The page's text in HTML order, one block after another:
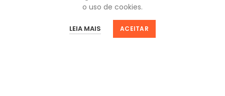
o uso de cookies.
LEIA MAIS ACEITAR
Favoritos